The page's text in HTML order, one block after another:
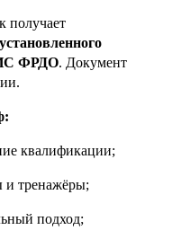
получает
ФРДО. Документ
квалификации;
и тренажёры;
подход;